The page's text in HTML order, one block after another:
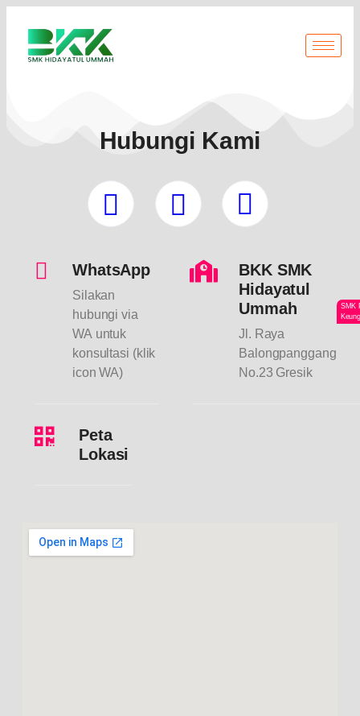
Hubungi Kami
WhatsApp
Silakan
hubungi via
WA untuk
konsultasi (klik
icon WA)
BKK SMK
Hidayatul
Ummah
Jl. Raya
Balongpanggang
No.23 Gresik
SMK
Peta
Lokasi